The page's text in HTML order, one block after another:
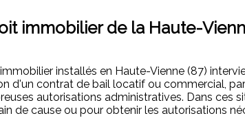
immobilier de la Haute-
installés en Haute-Vienne (87)
d'un contrat de bail locatif ou commercial,
autorisations administratives. Dans
de cause ou pour obtenir les autorisations